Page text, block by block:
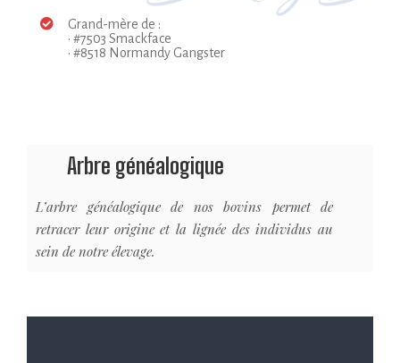
Grand-mère de :
• #7503 Smackface
• #8518 Normandy Gangster
Arbre généalogique
L’arbre généalogique de nos bovins permet de
retracer leur origine et la lignée des individus au
sein de notre élevage.